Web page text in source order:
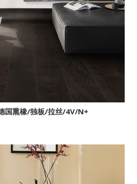
木幻想/独板/拉丝/2V/N+